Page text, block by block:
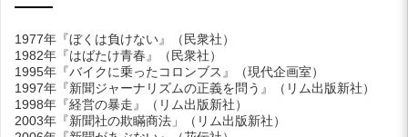
1977年 『ぼくは負けない』（民衆社）
1982年 『はばたけ青春』（民衆社）
1995年 『バイクに乗ったコロンブス』（現代企画室）
1997年 『新聞ジャーナリズムの正義を問う』（リム出版新社）
1998年 『経営の暴走』（リム出版新社）
2003年 『新聞社の欺瞞商法」（リム出版新社）